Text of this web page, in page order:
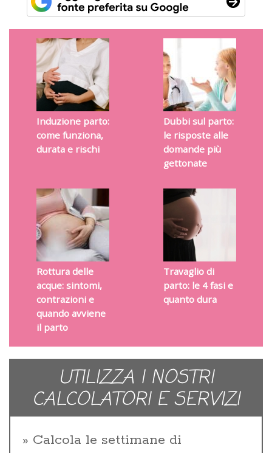
Induzione parto:
come funziona,
durata e rischi
Dubbi sul parto:
le risposte alle
domande più
gettonate
Rottura delle
acque: sintomi,
contrazioni e
quando avviene
il parto
Travaglio di
parto: le 4 fasi e
quanto dura
UTILIZZA I NOSTRI
CALCOLATORI E SERVIZI
Calcola le settimane di